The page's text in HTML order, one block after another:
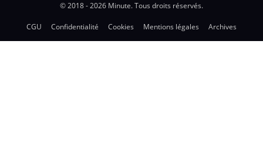
© 2018 - 2026 Minute. Tous droits réservés.
CGU Confidentialité Cookies Mentions légales Archives